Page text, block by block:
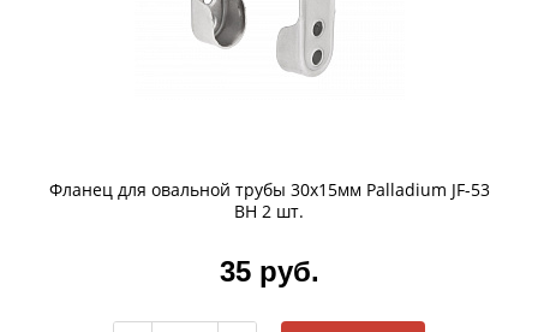
Фланец для овальной трубы 30х15мм Palladium JF-53
BH 2 шт.
35 руб.